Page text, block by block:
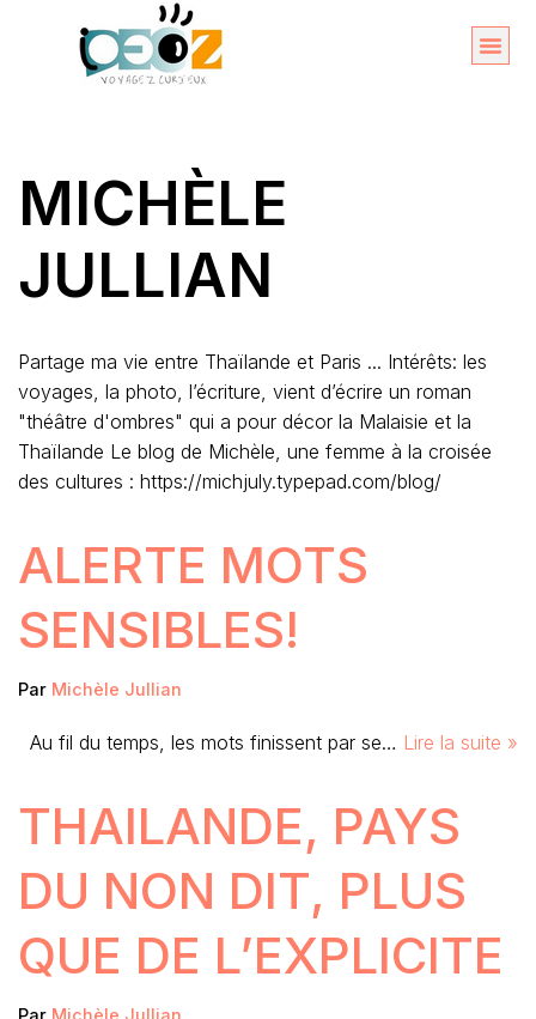
MICHÈLE
JULLIAN
Partage ma vie entre Thaïlande et Paris ... Intérêts: les
voyages, la photo, l’écriture, vient d’écrire un roman
"théâtre d'ombres" qui a pour décor la Malaisie et la
Thaïlande Le blog de Michèle, une femme à la croisée
des cultures : https://michjuly.typepad.com/blog/
ALERTE MOTS
SENSIBLES!
Par Michèle Jullian
Au fil du temps, les mots finissent par se… Lire la suite »
THAILANDE, PAYS
DU NON DIT, PLUS
QUE DE L’EXPLICITE
Par Michèle Jullian